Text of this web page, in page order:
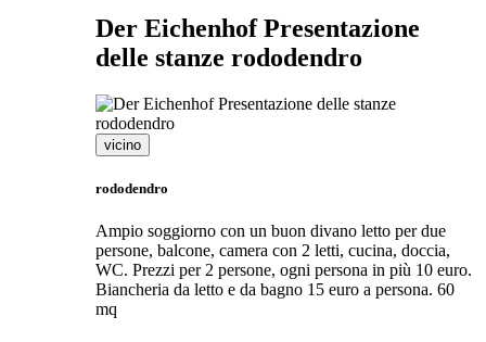
Der Eichenhof Presentazione
delle stanze rododendro
vicino
rododendro
Ampio soggiorno con un buon divano letto per due
persone, balcone, camera con 2 letti, cucina, doccia,
WC. Prezzi per 2 persone, ogni persona in più 10 euro.
Biancheria da letto e da bagno 15 euro a persona. 60
mq